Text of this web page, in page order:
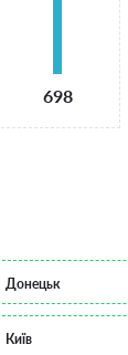
698
Донецьк
Київ